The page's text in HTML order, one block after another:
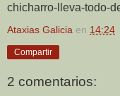
chicharro-lleva-todo-
Ataxias Galicia en 14:24
Compartir
2 comentarios: